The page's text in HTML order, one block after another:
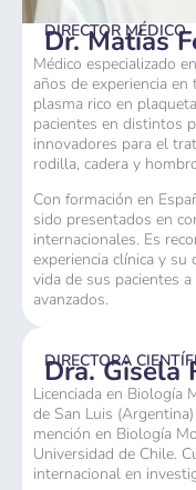
DIRECTOR MÉDICO
Dr. Matías
Médico especializado
años de experiencia
plasma rico en
pacientes en distintos
innovadores para el
rodilla, cadera y
Con formación en
sido presentados en
internacionales. Es
experiencia clínica y
vida de sus pacientes
avanzados.
DIRECTORA
Dra. Gisela
Licenciada en Biología
de San Luis
mención en Biología
Universidad de Chile.
internacional en